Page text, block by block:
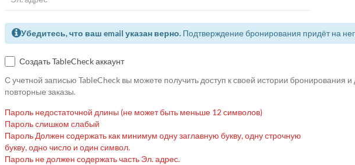
Убедитесь, что ваш email указан верно.Подтверждение бронирования придёт на
Создать TableCheck аккаунт
С учетной записью TableCheck вы можете получить доступ к своей истории бронирования и
повторные заказы.
Пароль недостаточной длины (не может быть меньше 12 символов)
Пароль слишком слабый
Пароль Должен содержать как минимум одну заглавную букву, одну строчную
букву, одно число и один символ.
Пароль не должен содержать часть Эл. адрес.